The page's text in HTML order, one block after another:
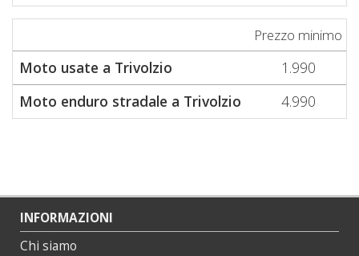
Prezzo minimo
Moto usate a Trivolzio
1.990
Moto enduro stradale a Trivolzio
4.990
INFORMAZIONI
Chi siamo